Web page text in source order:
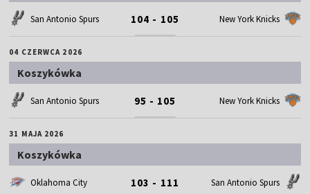
San Antonio Spurs 104 - 105 New York Knicks
04 CZERWCA 2026
Koszykówka
San Antonio Spurs 95 - 105 New York Knicks
31 MAJA 2026
Koszykówka
Oklahoma City 103 - 111 San Antonio Spurs